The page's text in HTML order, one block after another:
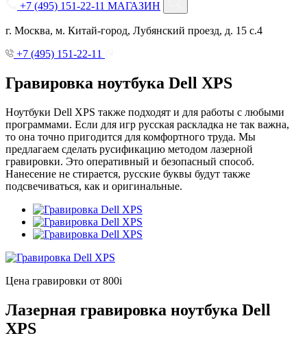
+7 (495) 151-22-11 МАГАЗИН
г. Москва, м. Китай-город, Лубянский проезд, д. 15 с.4
+7 (495) 151-22-11
Гравировка ноутбука Dell XPS
Ноутбуки Dell XPS также подходят и для работы с любыми
программами. Если для игр русская раскладка не так важна,
то она точно пригодится для комфортного труда. Мы
предлагаем сделать русификацию методом лазерной
гравировки. Это оперативный и безопасный способ.
Нанесение не стирается, русские буквы будут также
подсвечиваться, как и оригинальные.
Цена гравировки от 800i
Лазерная гравировка ноутбука Dell
XPS